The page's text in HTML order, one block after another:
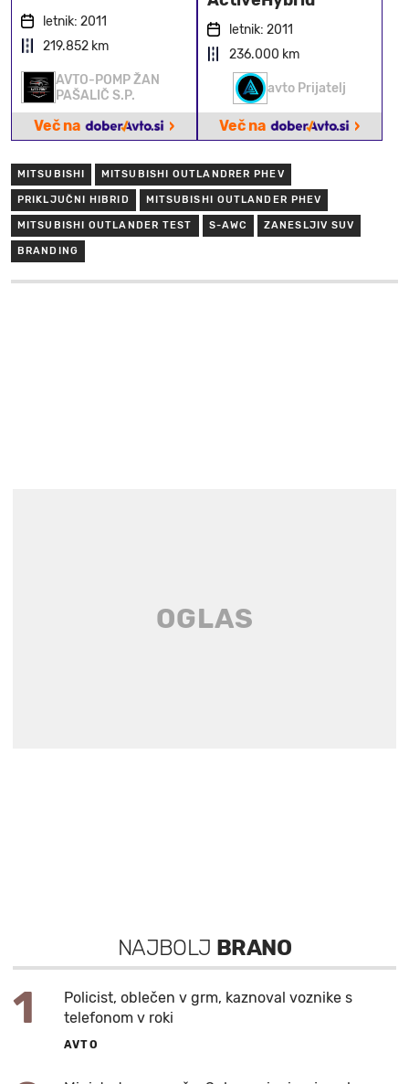
letnik: 2011
219.852 km
AVTO-POMP ŽAN
PAŠALIČ S.P.
Več na ›
letnik: 2011
236.000 km
avto Prijatelj
Več na ›
MITSUBISHI MITSUBISHI OUTLANDRER PHEV
PRIKLJUČNI HIBRID MITSUBISHI OUTLANDER PHEV
MITSUBISHI OUTLANDER TEST S-AWC ZANESLJIV SUV
BRANDING
NAJBOLJ BRANO
1
Policist, oblečen v grm, kaznoval voznike s
telefonom v roki
AVTO